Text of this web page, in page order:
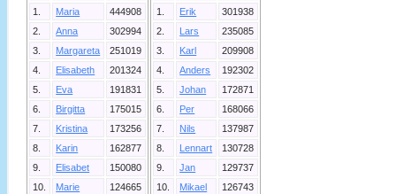
1.
Maria
444908
2.
Anna
302994
3.
Margareta
251019
4.
Elisabeth
201324
5.
Eva
191831
6.
Birgitta
175015
7.
Kristina
173256
8.
Karin
162877
9.
Elisabet
150080
10.
Marie 124665
1.
Erik
301938
2.
Lars
235085
3.
Karl
209908
4.
Anders
192302
5.
Johan
172871
6.
Per
168066
7.
Nils
137987
8.
Lennart
130728
9.
Jan
129737
10.
Mikael 126743